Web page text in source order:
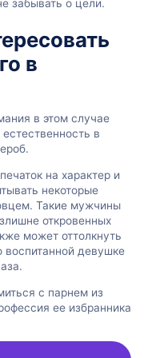
забывать о цели.
в
в этом случае
в
на характер и
некоторые
Такие мужчины
откровенных
может оттолкнуть
воспитанной девушке
с парнем из
ее избранника